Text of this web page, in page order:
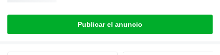
Publicar el anuncio